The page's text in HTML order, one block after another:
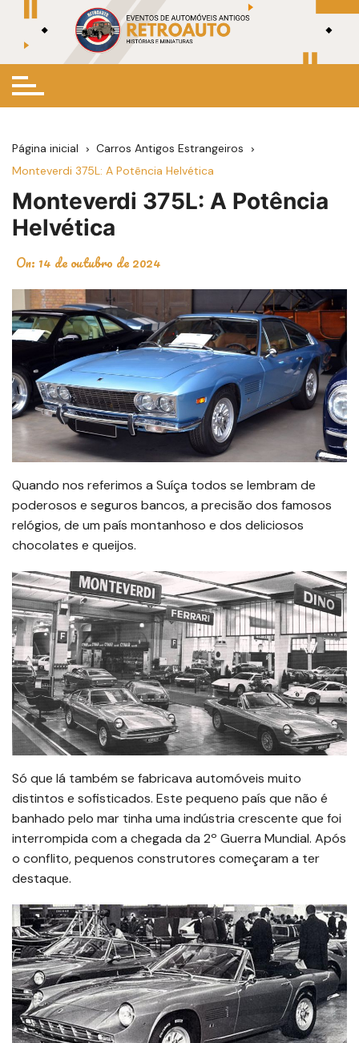
conteúdo
Página inicial
Carros Antigos Estrangeiros
Monteverdi 375L: A Potência Helvética
Monteverdi 375L: A Potência
Helvética
On: 14 de outubro de 2024
Quando nos referimos a Suíça todos se lembram de
poderosos e seguros bancos, a precisão dos famosos
relógios, de um país montanhoso e dos deliciosos
chocolates e queijos.
Só que lá também se fabricava automóveis muito
distintos e sofisticados. Este pequeno país que não é
banhado pelo mar tinha uma indústria crescente que foi
interrompida com a chegada da 2º Guerra Mundial. Após
o conflito, pequenos construtores começaram a ter
destaque.